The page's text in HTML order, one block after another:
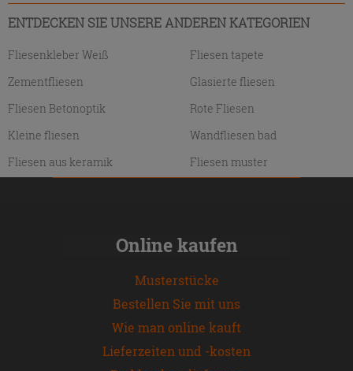
ENTDECKEN SIE UNSERE ANDEREN KATEGORIEN
Fliesenkleber Weiß
Fliesen tapete
Zementfliesen
Glasierte fliesen
Fliesen Betonoptik
Rote Fliesen
Kleine fliesen
Wandfliesen bad
Fliesen aus keramik
Fliesen muster
Online kaufen
Musterstücke
Bestellen Sie mit uns
Wie man online kauft
Lieferzeiten und -kosten